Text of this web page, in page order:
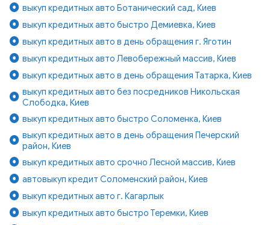
выкуп кредитных авто Ботанический сад, Киев
выкуп кредитных авто быстро Демиевка, Киев
выкуп кредитных авто в день обращения г. Яготин
выкуп кредитных авто Левобережный массив, Киев
выкуп кредитных авто в день обращения Татарка, Киев
выкуп кредитных авто без посредников Никольская
Слободка, Киев
выкуп кредитных авто быстро Соломенка, Киев
выкуп кредитных авто в день обращения Печерский
район, Киев
выкуп кредитных авто срочно Лесной массив, Киев
автовыкуп кредит Соломенский район, Киев
выкуп кредитных авто г. Кагарлык
выкуп кредитных авто быстро Теремки, Киев